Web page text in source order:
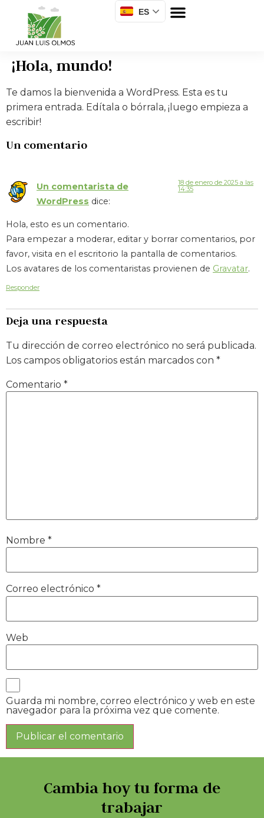
ES
¡Hola, mundo!
Te damos la bienvenida a WordPress. Esta es tu
primera entrada. Edítala o bórrala, ¡luego empieza a
escribir!
Un comentario
Un comentarista de
WordPress dice:
18 de enero de 2025 a las
14:35
Hola, esto es un comentario.
Para empezar a moderar, editar y borrar comentarios, por
favor, visita en el escritorio la pantalla de comentarios.
Los avatares de los comentaristas provienen de Gravatar.
Responder
Deja una respuesta
Tu dirección de correo electrónico no será publicada.
Los campos obligatorios están marcados con *
Comentario *
Nombre *
Correo electrónico *
Web
Guarda mi nombre, correo electrónico y web en este
navegador para la próxima vez que comente.
Cambia hoy tu forma de
trabajar